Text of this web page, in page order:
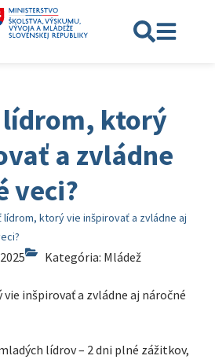
lídrom, ktorý
a zvládne
veci?
lídrom, ktorý vie inšpirovať a zvládne aj
Kategória: Mládež
inšpirovať a zvládne aj náročné
lídrov – 2 dni plné zážitkov,